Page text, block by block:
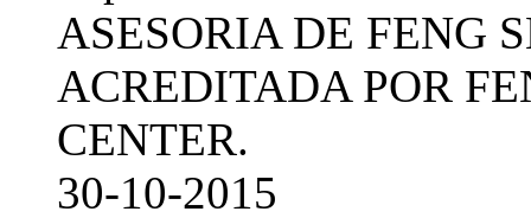
ASESORIA DE FENG
ACREDITADA POR
CENTER.
30-10-2015